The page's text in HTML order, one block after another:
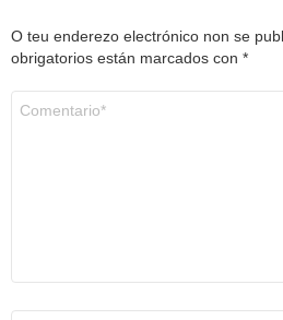
O teu enderezo electrónico non se
obrigatorios están marcados con *